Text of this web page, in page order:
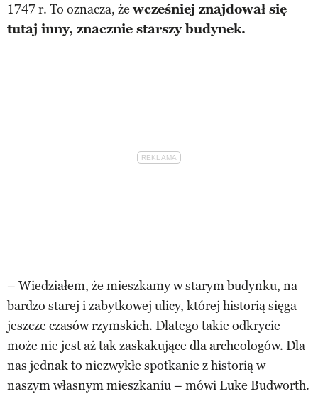
1747 r. To oznacza, że wcześniej znajdował się
tutaj inny, znacznie starszy budynek.
– Wiedziałem, że mieszkamy w starym budynku, na
bardzo starej i zabytkowej ulicy, której historią sięga
jeszcze czasów rzymskich. Dlatego takie odkrycie
może nie jest aż tak zaskakujące dla archeologów. Dla
nas jednak to niezwykłe spotkanie z historią w
naszym własnym mieszkaniu – mówi Luke Budworth.